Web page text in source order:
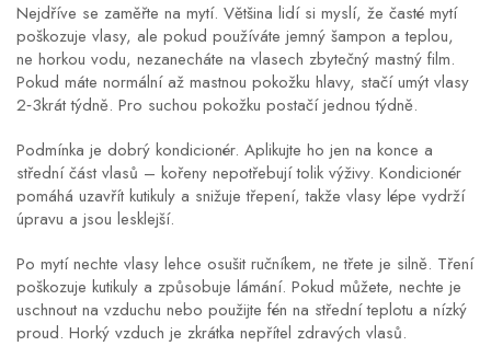
Nejdříve se zaměřte na mytí. Většina lidí si myslí, že časté mytí
poškozuje vlasy, ale pokud používáte jemný šampon a teplou,
ne horkou vodu, nezanecháte na vlasech zbytečný mastný film.
Pokud máte normální až mastnou pokožku hlavy, stačí umýt vlasy
2‑3krát týdně. Pro suchou pokožku postačí jednou týdně.
Podmínka je dobrý kondicionér. Aplikujte ho jen na konce a
střední část vlasů – kořeny nepotřebují tolik výživy. Kondicionér
pomáhá uzavřít kutikuly a snižuje třepení, takže vlasy lépe vydrží
úpravu a jsou lesklejší.
Po mytí nechte vlasy lehce osušit ručníkem, ne třete je silně. Tření
poškozuje kutikuly a způsobuje lámání. Pokud můžete, nechte je
uschnout na vzduchu nebo použijte fén na střední teplotu a nízký
proud. Horký vzduch je zkrátka nepřítel zdravých vlasů.